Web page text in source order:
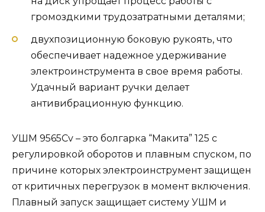
громоздкими трудозатратными деталями;
двухпозиционную боковую рукоять, что
обеспечивает надежное удерживание
электроинструмента в свое время работы.
Удачный вариант ручки делает
антивибрационную функцию.
УШМ 9565Cv – это болгарка “Макита” 125 с
регулировкой оборотов и плавным спуском, по
причине которых электроинструмент защищен
от критичных перегрузок в момент включения.
Плавный запуск защищает систему УШМ и